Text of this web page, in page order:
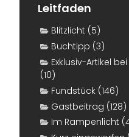
Leitfaden
Blitzlicht (5)
Buchtipp (3)
Exklusiv-Artikel
(10)
Fundstück (146)
Gastbeitrag (128)
Im Rampenlicht